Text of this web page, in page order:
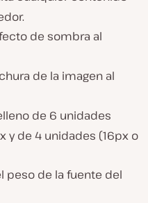
de sombra al
de la imagen al
de 6 unidades
y de 4 unidades (16px o
peso de la fuente del